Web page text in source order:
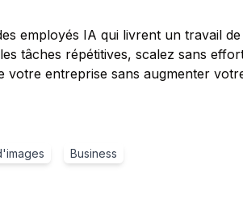
employés IA qui livrent un travail
tâches répétitives, scalez sans
votre entreprise sans augmenter
Business